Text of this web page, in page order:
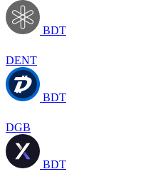
BDT
DENT
BDT
DGB
BDT